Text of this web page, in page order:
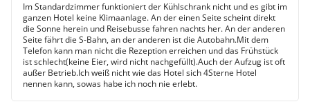
Im Standardzimmer funktioniert der Kühlschrank nicht und es gibt im
ganzen Hotel keine Klimaanlage. An der einen Seite scheint direkt
die Sonne herein und Reisebusse fahren nachts her. An der anderen
Seite fährt die S-Bahn, an der anderen ist die Autobahn.Mit dem
Telefon kann man nicht die Rezeption erreichen und das Frühstück
ist schlecht(keine Eier, wird nicht nachgefüllt).Auch der Aufzug ist oft
außer Betrieb.Ich weiß nicht wie das Hotel sich 4Sterne Hotel
nennen kann, sowas habe ich noch nie erlebt.